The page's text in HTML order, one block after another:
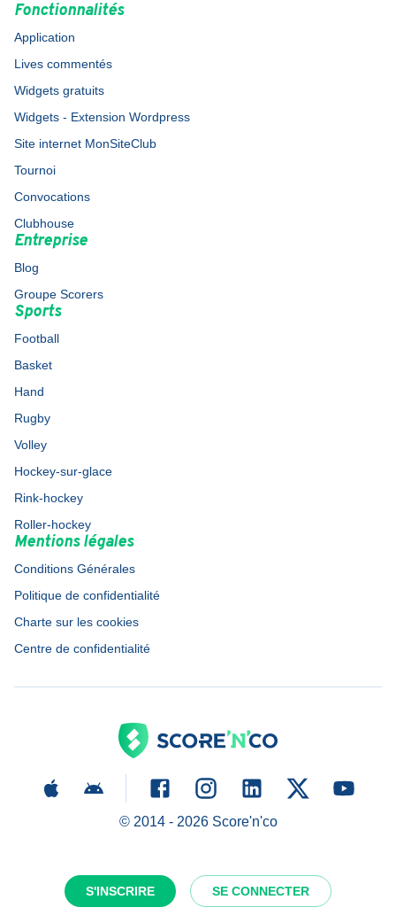
S'INSCRIRE SE CONNECTER
Fonctionnalités
Application
Lives commentés
Widgets gratuits
Widgets - Extension Wordpress
Site internet MonSiteClub
Tournoi
Convocations
Clubhouse
Entreprise
Blog
Groupe Scorers
Sports
Football
Basket
Hand
Rugby
Volley
Hockey-sur-glace
Rink-hockey
Roller-hockey
Mentions légales
Conditions Générales
Politique de confidentialité
Charte sur les cookies
Centre de confidentialité
© 2014 - 2026Score'n'co